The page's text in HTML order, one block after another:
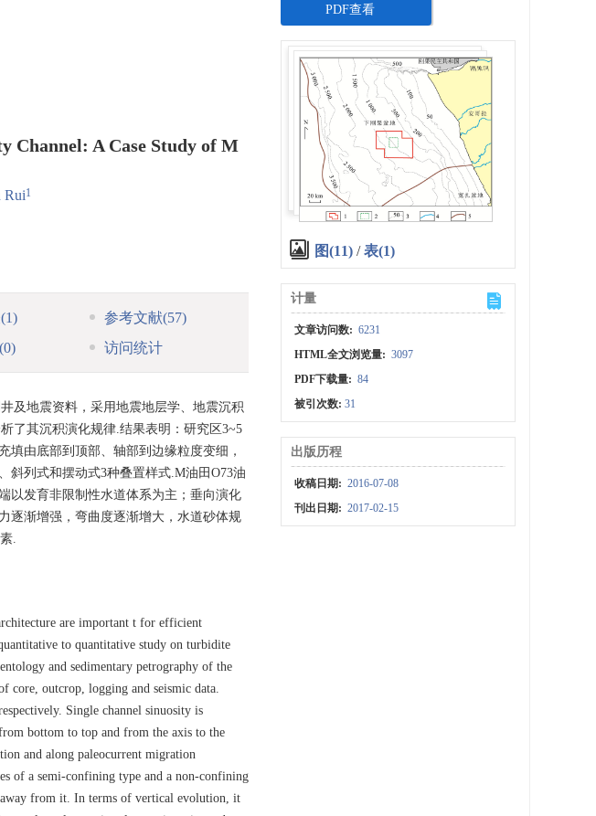
Channel: A Case Study of M
Rui1
(1) 参考文献(57)
(0) 访问统计
及地震资料，采用地震地层学、地震沉积
了其沉积演化规律.结果表明：研究区3~5
由底部到顶部、轴部到边缘粒度变细，
斜列式和摆动式3种叠置样式.M油田O73油
以发育非限制性水道体系为主；垂向演化
逐渐增强，弯曲度逐渐增大，水道砂体规
.
are important t for efficient
to quantitative study on turbidite
and sedimentary petrography of the
core, outcrop, logging and seismic data.
Single channel sinuosity is
bottom to top and from the axis to the
and along paleocurrent migration
of a semi-confining type and a non-confining
from it. In terms of vertical evolution, it
PDF查看
图(11) /表(1)
计量
文章访问数: 6231
HTML全文浏览量: 3097
PDF下载量: 84
被引次数:31
出版历程
收稿日期: 2016-07-08
刊出日期: 2017-02-15